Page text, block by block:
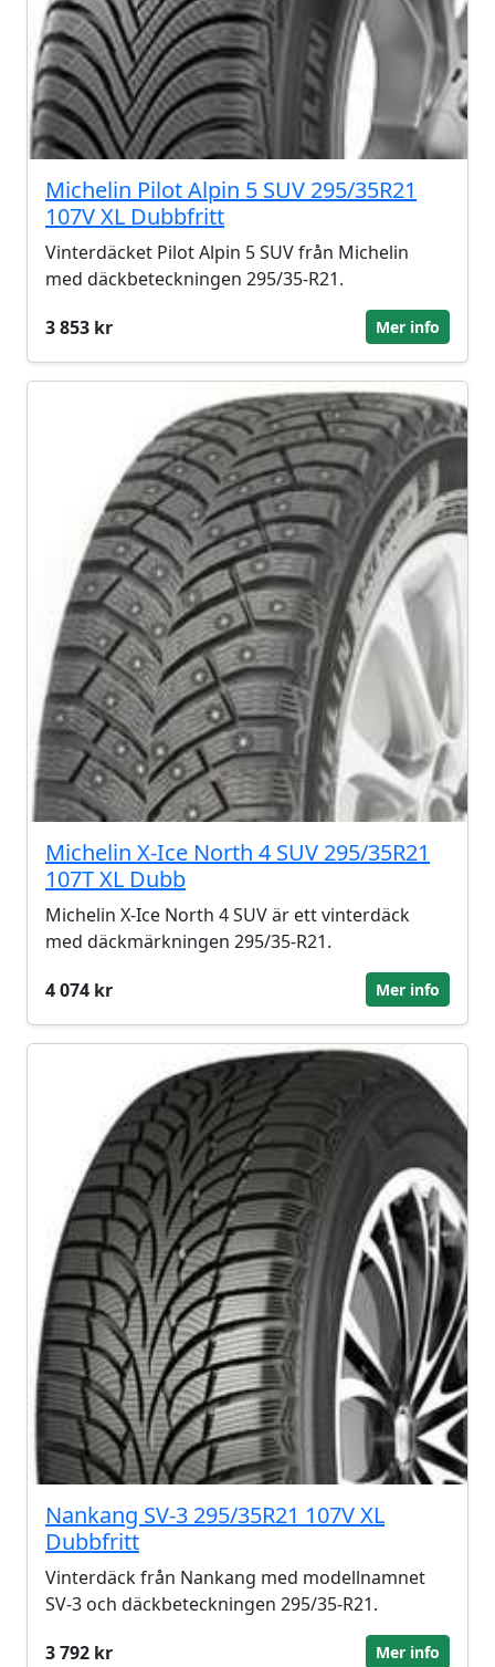
Michelin Pilot Alpin 5 SUV 295/35R21
107V XL Dubbfritt
Vinterdäcket Pilot Alpin 5 SUV från Michelin
med däckbeteckningen 295/35-R21.
3 853 kr
Mer info
Michelin X-Ice North 4 SUV 295/35R21
107T XL Dubb
Michelin X-Ice North 4 SUV är ett vinterdäck
med däckmärkningen 295/35-R21.
4 074 kr
Mer info
Nankang SV-3 295/35R21 107V XL
Dubbfritt
Vinterdäck från Nankang med modellnamnet
SV-3 och däckbeteckningen 295/35-R21.
3 792 kr
Mer info